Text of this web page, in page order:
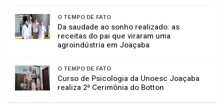
O TEMPO DE FATO
Da saudade ao sonho realizado: as
receitas do pai que viraram uma
agroindústria em Joaçaba
O TEMPO DE FATO
Curso de Psicologia da Unoesc Joaçaba
realiza 2ª Cerimônia do Botton